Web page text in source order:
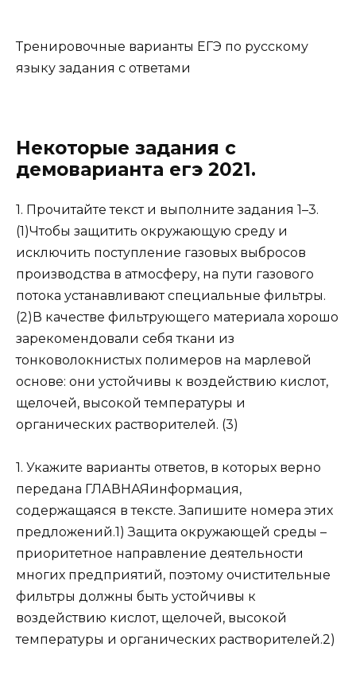
Тренировочные варианты ЕГЭ по русскому
языку задания с ответами
Некоторые задания с
демоварианта егэ 2021.
1. Прочитайте текст и выполните задания 1–3.
(1)Чтобы защитить окружающую среду и
исключить поступление газовых выбросов
производства в атмосферу, на пути газового
потока устанавливают специальные фильтры.
(2)В качестве фильтрующего материала хорошо
зарекомендовали себя ткани из
тонковолокнистых полимеров на марлевой
основе: они устойчивы к воздействию кислот,
щелочей, высокой температуры и
органических растворителей. (3)
1. Укажите варианты ответов, в которых верно
передана ГЛАВНАЯинформация,
содержащаяся в тексте. Запишите номера этих
предложений.1) Защита окружающей среды –
приоритетное направление деятельности
многих предприятий, поэтому очистительные
фильтры должны быть устойчивы к
воздействию кислот, щелочей, высокой
температуры и органических растворителей.2)